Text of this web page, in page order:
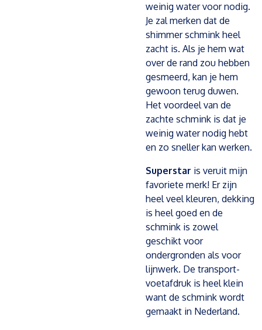
weinig water voor nodig.
Je zal merken dat de
shimmer schmink heel
zacht is. Als je hem wat
over de rand zou hebben
gesmeerd, kan je hem
gewoon terug duwen.
Het voordeel van de
zachte schmink is dat je
weinig water nodig hebt
en zo sneller kan werken.
Superstar is veruit mijn
favoriete merk! Er zijn
heel veel kleuren, dekking
is heel goed en de
schmink is zowel
geschikt voor
ondergronden als voor
lijnwerk. De transport-
voetafdruk is heel klein
want de schmink wordt
gemaakt in Nederland.